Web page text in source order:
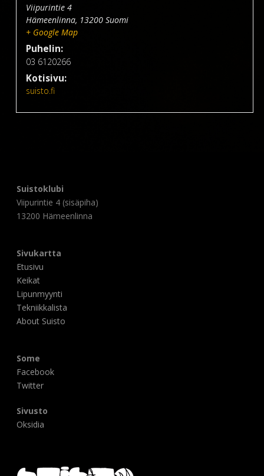
Viipurintie 4
Hämeenlinna, 13200 Suomi
+ Google Map
Puhelin:
03 6120266
Kotisivu:
suisto.fi
Suistoklubi
Viipurintie 4 (sisäpiha)
13200 Hämeenlinna
Sivukartta
Etusivu
Keikat
Lipunmyynti
Tekniikkalista
About Suisto
Some
Facebook
Twitter
Sivusto
Oksidia